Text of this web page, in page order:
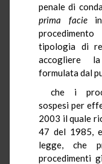
penale di
prima facie
tipologia di
accogliere
formulata dal
che i
sospesi per
2003 il quale
47 del 1985,
legge, che
procedimenti